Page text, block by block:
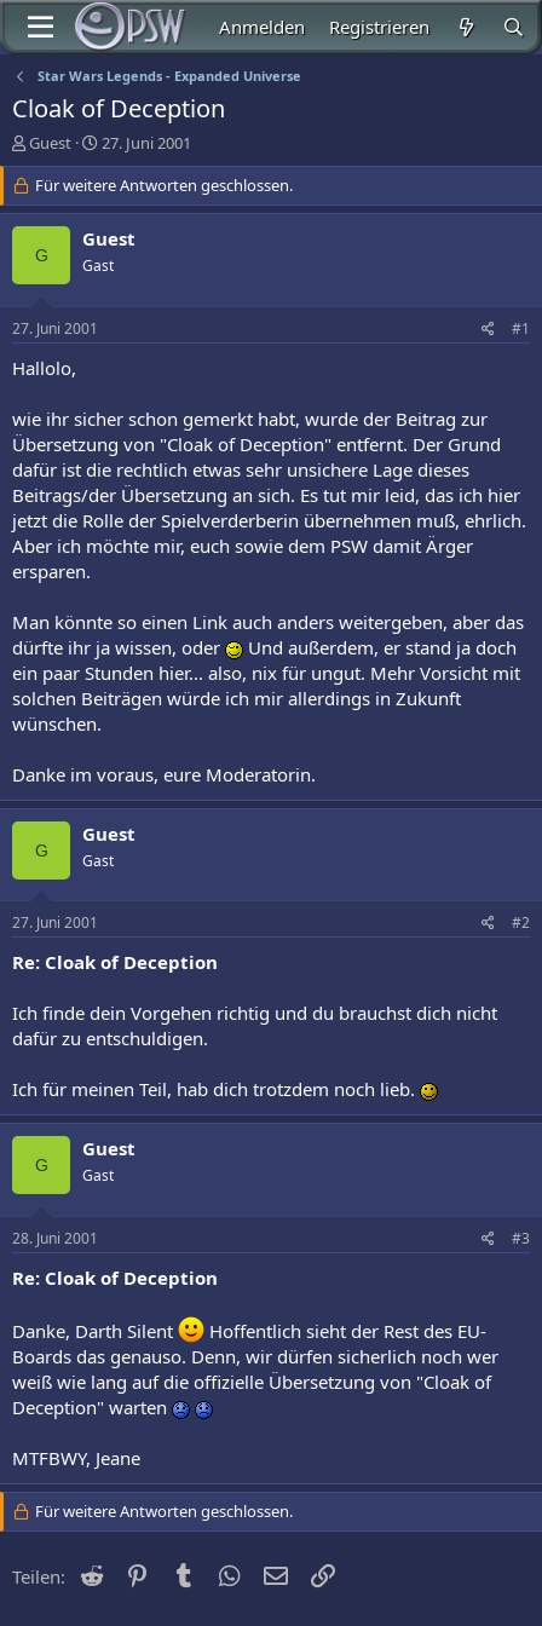
Anmelden Registrieren
Star Wars Legends - Expanded Universe
Cloak of Deception
E
r
s
t
e
Guest
E
r
s
t
l
l
m
27. Juni 2001
Für weitere Antworten geschlossen.
G
Guest
Gast
27. Juni 2001 #1
Hallolo,
wie ihr sicher schon gemerkt habt, wurde der Beitrag zur
Übersetzung von "Cloak of Deception" entfernt. Der Grund
dafür ist die rechtlich etwas sehr unsichere Lage dieses
Beitrags/der Übersetzung an sich. Es tut mir leid, das ich hier
jetzt die Rolle der Spielverderberin übernehmen muß, ehrlich.
Aber ich möchte mir, euch sowie dem PSW damit Ärger
ersparen.
Man könnte so einen Link auch anders weitergeben, aber das
dürfte ihr ja wissen, oder
Und außerdem, er stand ja doch
ein paar Stunden hier... also, nix für ungut. Mehr Vorsicht mit
solchen Beiträgen würde ich mir allerdings in Zukunft
wünschen.
Danke im voraus, eure Moderatorin.
G
Guest
Gast
27. Juni 2001 #2
Re: Cloak of Deception
Ich finde dein Vorgehen richtig und du brauchst dich nicht
dafür zu entschuldigen.
Ich für meinen Teil, hab dich trotzdem noch lieb.
G
Guest
Gast
28. Juni 2001 #3
Re: Cloak of Deception
Danke, Darth Silent
Hoffentlich sieht der Rest des EU-
Boards das genauso. Denn, wir dürfen sicherlich noch wer
weiß wie lang auf die offizielle Übersetzung von "Cloak of
Deception" warten
MTFBWY, Jeane
Für weitere Antworten geschlossen.
Teilen: Reddit PinterestTumblr WhatsApp
E-Mail